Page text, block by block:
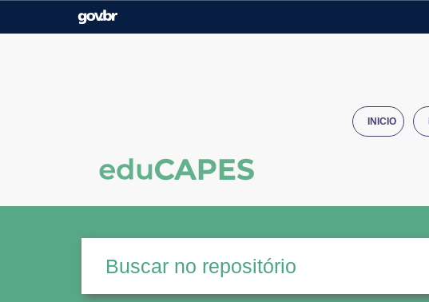
Institucional
INICIO